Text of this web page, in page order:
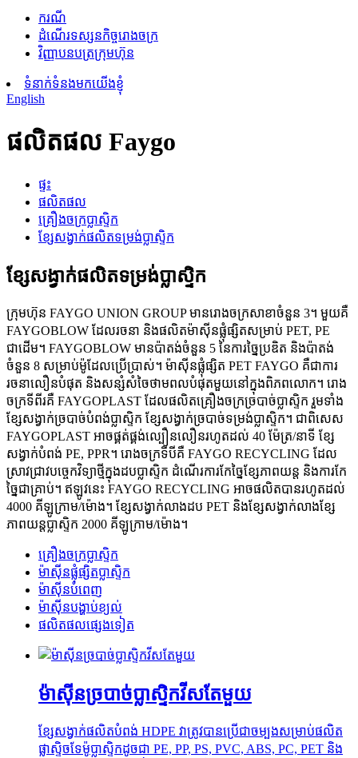
ករណី
ដំណើរទស្សនកិច្ចរោងចក្រ
វិញ្ញាបនបត្រក្រុមហ៊ុន
ទំនាក់ទំនងមកយើងខ្ញុំ
English
ផលិតផល Faygo
ផ្ទះ
ផលិតផល
គ្រឿងចក្រប្លាស្ទិក
ខ្សែសង្វាក់ផលិតទម្រង់ប្លាស្ទិក
ខ្សែសង្វាក់ផលិតទម្រង់ប្លាស្ទិក
ក្រុមហ៊ុន FAYGO UNION GROUP មានរោងចក្រសាខាចំនួន 3។ មួយគឺ
FAYGOBLOW ដែលរចនា និងផលិតម៉ាស៊ីនផ្លុំផ្សិតសម្រាប់ PET, PE
ជាដើម។ FAYGOBLOW មានប៉ាតង់ចំនួន 5 នៃការច្នៃប្រឌិត និងប៉ាតង់
ចំនួន 8 សម្រាប់ម៉ូដែលប្រើប្រាស់។ ម៉ាស៊ីនផ្លុំផ្សិត PET FAYGO គឺជាការ
រចនាលឿនបំផុត និងសន្សំសំចៃថាមពលបំផុតមួយនៅក្នុងពិភពលោក។ រោង
ចក្រទីពីរគឺ FAYGOPLAST ដែលផលិតគ្រឿងចក្រច្របាច់ប្លាស្ទិក រួមទាំង
ខ្សែសង្វាក់ច្របាច់បំពង់ប្លាស្ទិក ខ្សែសង្វាក់ច្របាច់ទម្រង់ប្លាស្ទិក។ ជាពិសេស
FAYGOPLAST អាចផ្គត់ផ្គង់ល្បឿនលឿនរហូតដល់ 40 ម៉ែត្រ/នាទី ខ្សែ
សង្វាក់បំពង់ PE, PPR។ រោងចក្រទីបីគឺ FAYGO RECYCLING ដែល
ស្រាវជ្រាវបច្ចេកវិទ្យាថ្មីក្នុងដបប្លាស្ទិក ដំណើរការកែច្នៃខ្សែភាពយន្ត និងការកែ
ច្នៃជាគ្រាប់។ ឥឡូវនេះ FAYGO RECYCLING អាចផលិតបានរហូតដល់
4000 គីឡូក្រាម/ម៉ោង។ ខ្សែសង្វាក់លាងដប PET និងខ្សែសង្វាក់លាងខ្សែ
ភាពយន្តប្លាស្ទិក 2000 គីឡូក្រាម/ម៉ោង។
គ្រឿងចក្រប្លាស្ទិក
ម៉ាស៊ីនផ្លុំផ្សិតប្លាស្ទិក
ម៉ាស៊ីនបំពេញ
ម៉ាស៊ីនបង្ហាប់ខ្យល់
ផលិតផលផ្សេងទៀត
ម៉ាស៊ីនច្របាច់ប្លាស្ទិកវីសតែមួយ
ខ្សែសង្វាក់ផលិតបំពង់ HDPE វាត្រូវបានប្រើជាចម្បងសម្រាប់ផលិត
ផ្លាស្ទិចទែម៉ូប្លាស្ទិកដូចជា PE, PP, PS, PVC, ABS, PC, PET និង